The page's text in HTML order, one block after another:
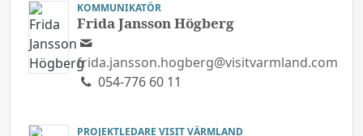
KOMMUNIKATÖR
Frida Jansson Högberg
frida.jansson.hogberg@visitvarmland.com
054-776 60 11
PROJEKTLEDARE VISIT VÄRMLAND